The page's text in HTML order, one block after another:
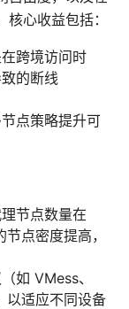
心收益包括：
跨境访问时
的断线
点策略提升可
节点数量在
点密度提高，
如 VMess、
以适应不同设备